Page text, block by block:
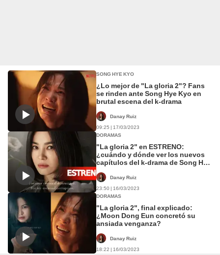
SONG HYE KYO
¿Lo mejor de "La gloria 2"? Fans
se rinden ante Song Hye Kyo en
brutal escena del k-drama
Danay Ruiz
09:25 | 17/03/2023
DORAMAS
"La gloria 2" en ESTRENO:
¿cuándo y dónde ver los nuevos
capítulos del k-drama de Song Hye
Danay Ruiz
23:50 | 16/03/2023
DORAMAS
"La gloria 2", final explicado:
¿Moon Dong Eun concretó su
ansiada venganza?
Danay Ruiz
18:22 | 16/03/2023